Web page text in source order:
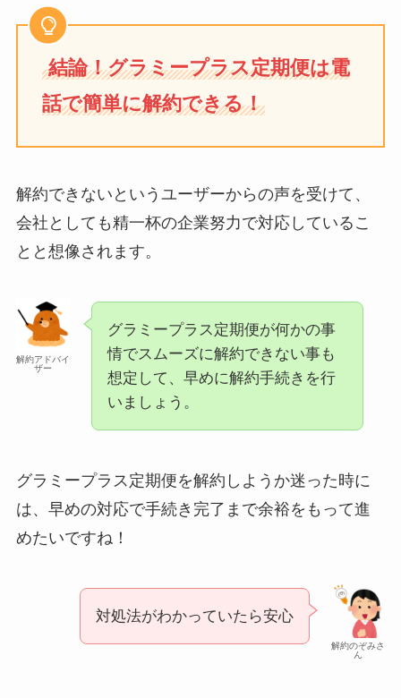
結論！グラミープラス定期便は電
話で簡単に解約できる！
解約できないというユーザーからの声を受けて、
会社としても精一杯の企業努力で対応しているこ
とと想像されます。
解約アドバイ
ザー
グラミープラス定期便が何かの事
情でスムーズに解約できない事も
想定して、早めに解約手続きを行
いましょう。
グラミープラス定期便を解約しようか迷った時に
は、早めの対応で手続き完了まで余裕をもって進
めたいですね！
解約のぞみさ
ん
対処法がわかっていたら安心